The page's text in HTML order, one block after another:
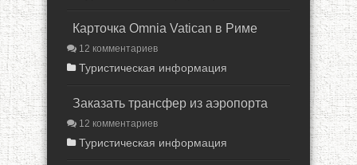
Карточка Omnia Vatican в Риме
12 комментариев
Туристическая информация
Заказать трансфер из аэропорта
12 комментариев
Туристическая информация